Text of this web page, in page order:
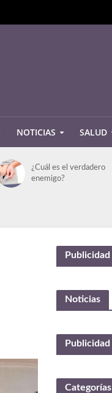
NOTICIAS SALUD
¿Cuál es el verdadero
enemigo?
Publicidad
Noticias
Publicidad
Categorías